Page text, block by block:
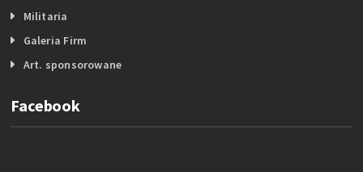
Militaria
Galeria Firm
Art. sponsorowane
Facebook